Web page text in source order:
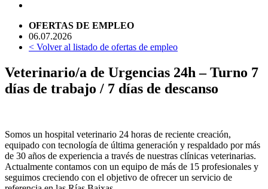
OFERTAS DE EMPLEO
06.07.2026
< Volver al listado de ofertas de empleo
Veterinario/a de Urgencias 24h – Turno 7
días de trabajo / 7 días de descanso
Somos un hospital veterinario 24 horas de reciente creación,
equipado con tecnología de última generación y respaldado por más
de 30 años de experiencia a través de nuestras clínicas veterinarias.
Actualmente contamos con un equipo de más de 15 profesionales y
seguimos creciendo con el objetivo de ofrecer un servicio de